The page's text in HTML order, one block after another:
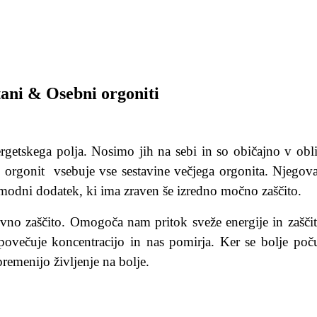
& Osebni orgoniti
polja. Nosimo jih na sebi in so običajno v
vsebuje vse sestavine večjega orgonita.
dodatek, ki ima zraven še izredno močno zaščito.
zaščito. Omogoča nam pritok sveže energije in
koncentracijo in nas pomirja. Ker se bolje
življenje na bolje.